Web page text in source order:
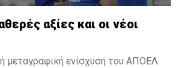
αξίες και οι νέοι
μεταγραφική ενίσχυση του ΑΠΟΕΛ